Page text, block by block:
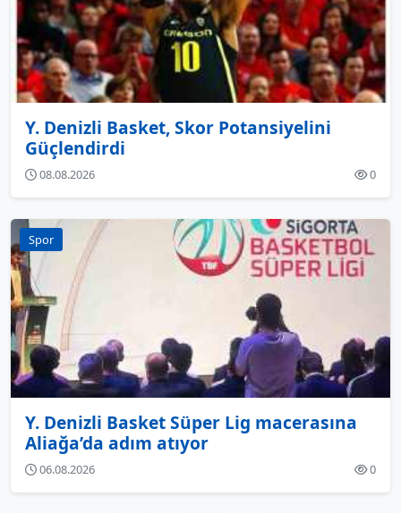
Y. Denizli Basket, Skor Potansiyelini
Güçlendirdi
08.08.2026 0
Spor
Y. Denizli Basket Süper Lig macerasına
Aliağa’da adım atıyor
06.08.2026 0